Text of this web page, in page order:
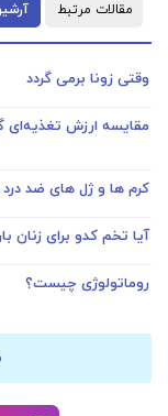
مقالات مرتبط
وقتی زونا برمی گردد
مقایسه ارزش تغذیه‌ای
کرم ها و ژل های ضد
آیا تخم کدو برای زنان
روماتولوژی چیست؟